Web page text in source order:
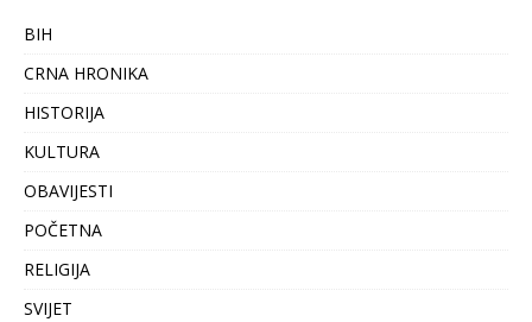
BIH
CRNA HRONIKA
HISTORIJA
KULTURA
OBAVIJESTI
POČETNA
RELIGIJA
SVIJET